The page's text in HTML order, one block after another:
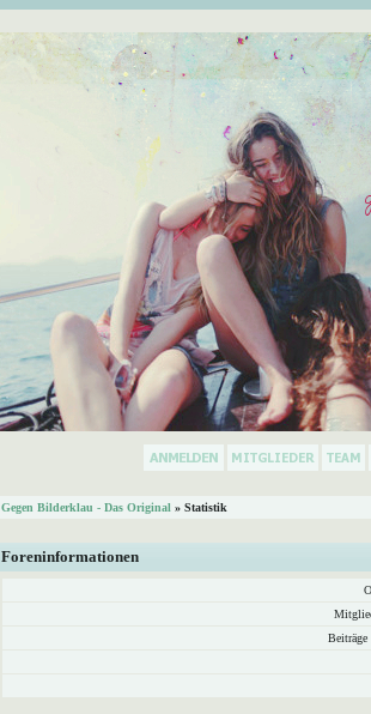
Gegen Bilderklau - Das Original » Statistik
Foreninformationen
Beiträge